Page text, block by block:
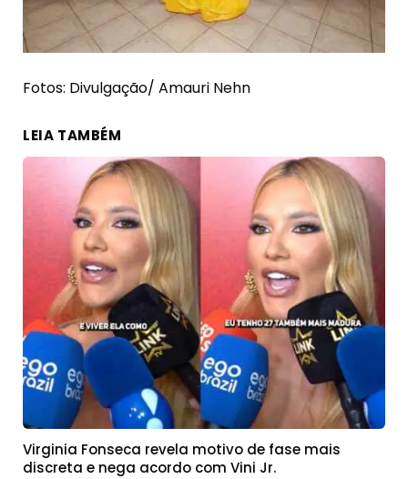
Fotos: Divulgação/ Amauri Nehn
LEIA TAMBÉM
Virginia Fonseca revela motivo de fase mais
discreta e nega acordo com Vini Jr.